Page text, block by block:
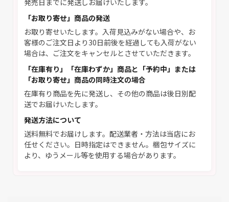
発売日までに発送しお届けいたします。
「お取り寄せ」商品の発送
お取り寄せいたします。入荷見込みがない場合や、お
客様のご注文日より30日前後を経過しても入荷がない
場合は、ご注文をキャンセルとさせていただきます。
「在庫有り」「在庫わずか」商品と「予約中」または
「お取り寄せ」商品の同時注文の場合
在庫有り商品を先に発送し、その他の商品は後日別配
送でお届けいたします。
発送方法について
送料無料でお届けします。配送業者・方法は当店にお
任せください。日時指定はできません。梱包サイズに
より、ゆうメール等を使用する場合があります。